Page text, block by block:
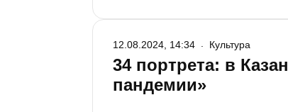
34 портрета: в
пандемии»
12.08.2024, 14:34 Культура